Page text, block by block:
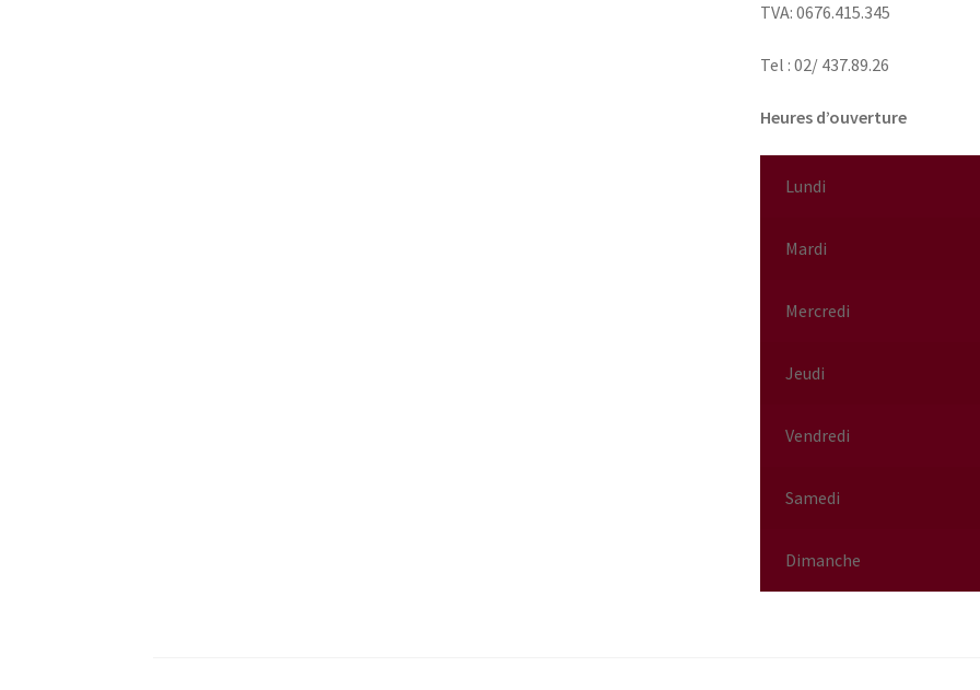
TVA: 0676.415.345
Tel : 02/ 437.89.26
Heures d’ouverture
Lundi
Mardi
Mercredi
Jeudi
Vendredi
Samedi
Dimanche